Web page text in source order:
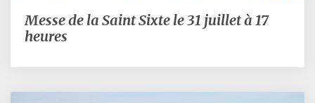
Messe
de
Saint
le
Messe de la Saint Sixte le 31 juillet à 17
heures